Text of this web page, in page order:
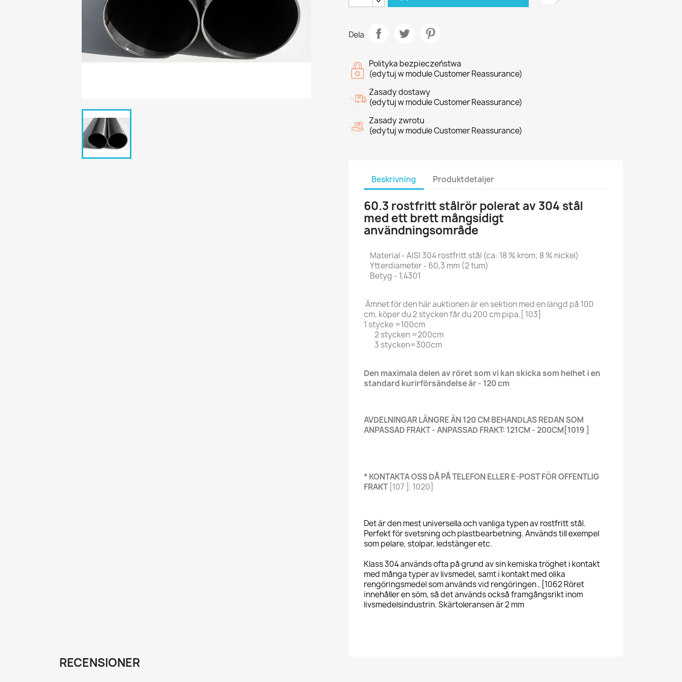
Dela
Polityka bezpieczeństwa
(edytuj w module Customer Reassurance)
Zasady dostawy
(edytuj w module Customer Reassurance)
Zasady zwrotu
(edytuj w module Customer Reassurance)
Beskrivning Produktdetaljer
60.3 rostfritt stålrör polerat av 304 stål
med ett brett mångsidigt
användningsområde
Material - AISI 304 rostfritt stål (ca: 18 % krom; 8 % nickel)
Ytterdiameter - 60,3 mm (2 tum)
Betyg - 1,4301
Ämnet för den här auktionen är en sektion med en längd på 100
cm, köper du 2 stycken får du 200 cm pipa.[ 103]
1 stycke =100cm
2 stycken =200cm
3 stycken=300cm
Den maximala delen av röret som vi kan skicka som helhet i en
standard kurirförsändelse är - 120 cm
AVDELNINGAR LÄNGRE ÄN 120 CM BEHANDLAS REDAN SOM
ANPASSAD FRAKT - ANPASSAD FRAKT: 121CM - 200CM[1019 ]
* KONTAKTA OSS DÅ PÅ TELEFON ELLER E-POST FÖR OFFENTLIG
FRAKT [107 ]. 1020]
Det är den mest universella och vanliga typen av rostfritt stål.
Perfekt för svetsning och plastbearbetning. Används till exempel
som pelare, stolpar, ledstänger etc.
Klass 304 används ofta på grund av sin kemiska tröghet i kontakt
med många typer av livsmedel, samt i kontakt med olika
rengöringsmedel som används vid rengöringen , [1062 Röret
innehåller en söm, så det används också framgångsrikt inom
livsmedelsindustrin. Skärtoleransen är 2 mm
RECENSIONER